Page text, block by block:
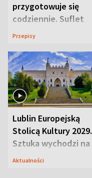
przygotowuje się
codziennie. Suflet
serowy zachwyca
Przepisy
Lublin Europejską
Stolicą Kultury 2029.
Sztuka wychodzi na
ulice
Aktualności